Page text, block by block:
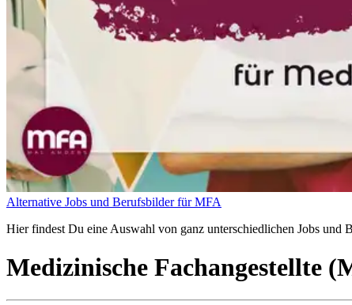
Alternative Jobs und Berufsbilder für MFA
Hier findest Du eine Auswahl von ganz unterschiedlichen Jobs
Medizinische Fachangestellte